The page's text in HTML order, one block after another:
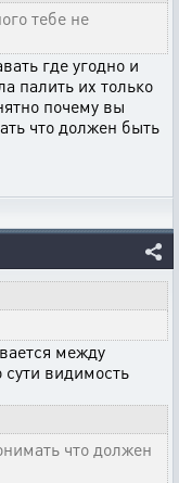
тебе не
где угодно и
палить их только
почему вы
что должен быть
между
видимость
что должен